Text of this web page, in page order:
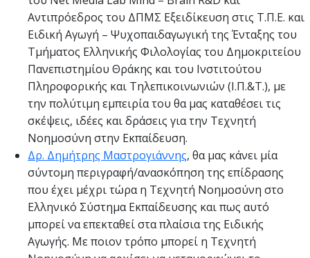
Αντιπρόεδρος του ΔΠΜΣ Εξειδίκευση στις Τ.Π.Ε. και
Ειδική Αγωγή – Ψυχοπαιδαγωγική της Ένταξης του
Τμήματος Ελληνικής Φιλολογίας του Δημοκριτείου
Πανεπιστημίου Θράκης και του Ινστιτούτου
Πληροφορικής και Τηλεπικοινωνιών (Ι.Π.&Τ.), με
την πολύτιμη εμπειρία του θα μας καταθέσει τις
σκέψεις, ιδέες και δράσεις για την Τεχνητή
Νοημοσύνη στην Εκπαίδευση.
Δρ. Δημήτρης Μαστρογιάννης, θα μας κάνει μία
σύντομη περιγραφή/ανασκόπηση της επίδρασης
που έχει μέχρι τώρα η Τεχνητή Νοημοσύνη στο
Ελληνικό Σύστημα Εκπαίδευσης και πως αυτό
μπορεί να επεκταθεί στα πλαίσια της Ειδικής
Αγωγής. Με ποιον τρόπο μπορεί η Τεχνητή